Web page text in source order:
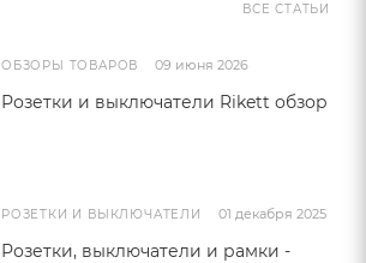
ВСЕ СТАТЬИ
ОБЗОРЫ ТОВАРОВ 09 июня 2026
Розетки и выключатели Rikett обзор
РОЗЕТКИ И ВЫКЛЮЧАТЕЛИ 01 декабря 2025
Розетки, выключатели и рамки -